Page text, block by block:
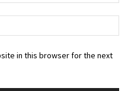
in this browser for the next